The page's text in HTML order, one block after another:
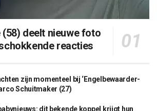
(58) deelt nieuwe foto
reacties
zijn momenteel bij ‘Engelbewaarder-
Schuitmaker (27)
dit bekende koppel krijgt hun